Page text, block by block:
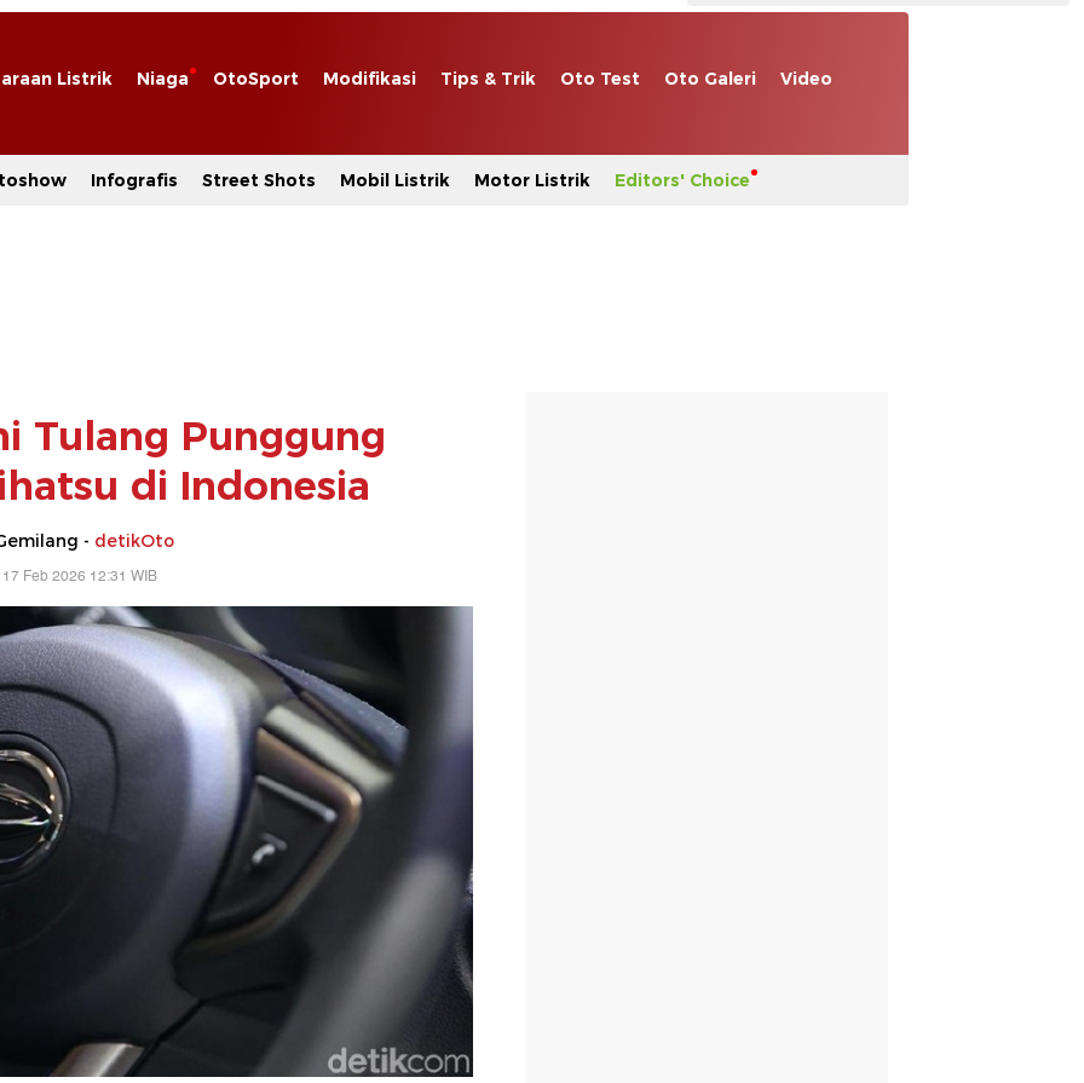
Listrik Niaga OtoSport Modifikasi Tips & Trik Oto Test Oto Galeri Video
Infografis Street Shots Mobil Listrik Motor Listrik Editors' Choice
Tulang Punggung
di Indonesia
- detikOto
Feb 2026 12:31 WIB